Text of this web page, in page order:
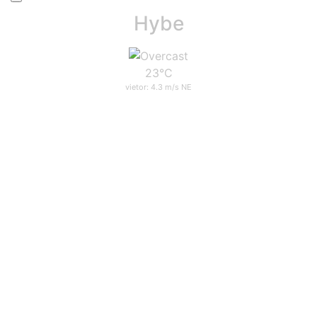
Hybe
23°C
vietor: 4.3 m/s NE